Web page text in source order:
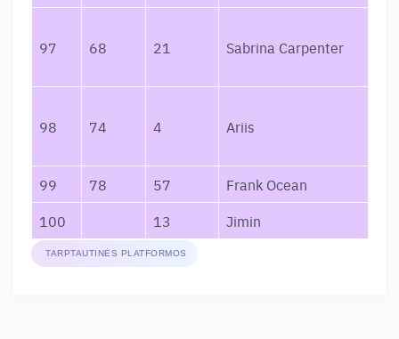
97 68 21 Sabrina Carpenter
98 74 4 Ariis
99 78 57
Frank Ocean
100
13 Jimin
TARPTAUTINĖS PLATFORMOS